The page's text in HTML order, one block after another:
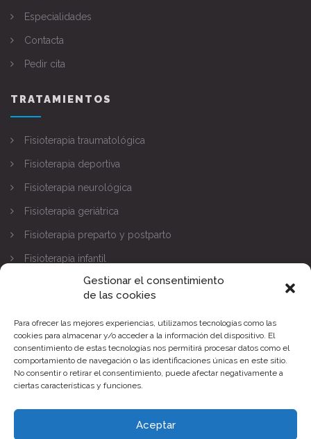
Gestionar el consentimiento
de las cookies
Para ofrecer las mejores experiencias, utilizamos tecnologías como las
cookies para almacenar y/o acceder a la información del dispositivo. El
consentimiento de estas tecnologías nos permitirá procesar datos como el
comportamiento de navegación o las identificaciones únicas en este sitio.
No consentir o retirar el consentimiento, puede afectar negativamente a
ciertas características y funciones.
Aceptar
Especialidades
Contacta
Pedir cita
TRATAMIENTOS
Fisioterapia traumatológica
Fisioterapia deportiva
Fisioterapia neurológica
Fisioterapia geriátrica
Fisioterapia preparto y postparto
Fisioterapia infantil
C/ SANTO DOMINGO DE SILOS Nº9,
Parque Norte - Pinto (Madrid)
91 284 78 90
Lunes - Viernes: 10:00 - 21:00h, Sábados: (Cita previa)